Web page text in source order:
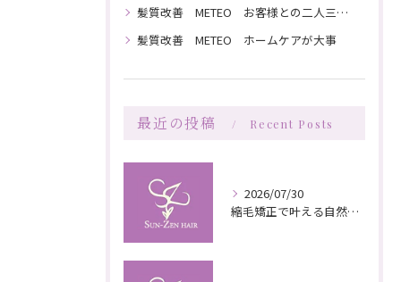
髪質改善 METEO お客様との二人三脚で髪を綺麗にしていく
髪質改善 METEO ホームケアが大事
最近の投稿 Recent Posts
2026/07/30
縮毛矯正で叶える自然な艶としなやかさの秘訣